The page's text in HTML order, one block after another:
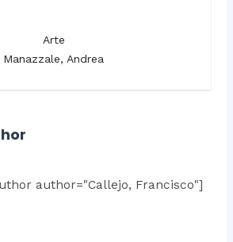
Arte
Manazzale, Andrea
author="Callejo, Francisco"]